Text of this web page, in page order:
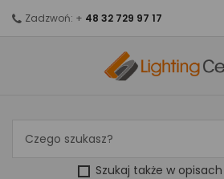
Szukaj także w opisach
Zadzwoń: + 48 32 729 97 17